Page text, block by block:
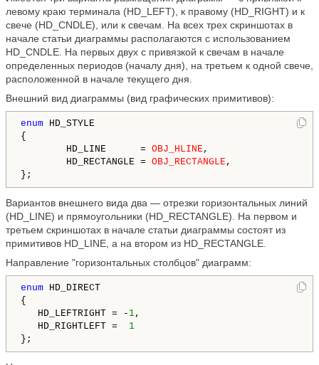
левому краю терминала (HD_LEFT), к правому (HD_RIGHT) и к
свече (HD_CNDLE), или к свечам. На всех трех скриншотах в
начале статьи диаграммы располагаются с использованием
HD_CNDLE. На первых двух с привязкой к свечам в начале
определенных периодов (началу дня), на третьем к одной свече,
расположенной в начале текущего дня.
Внешний вид диаграммы (вид графических примитивов):
enum HD_STYLE
{
HD_LINE      = OBJ_HLINE,
HD_RECTANGLE = OBJ_RECTANGLE,
};
Вариантов внешнего вида два — отрезки горизонтальных линий
(HD_LINE) и прямоугольники (HD_RECTANGLE). На первом и
третьем скриншотах в начале статьи диаграммы состоят из
примитивов HD_LINE, а на втором из HD_RECTANGLE.
Направление "горизонтальных столбцов" диаграмм:
enum HD_DIRECT
{
HD_LEFTRIGHT = - 1,
HD_RIGHTLEFT = 1
};